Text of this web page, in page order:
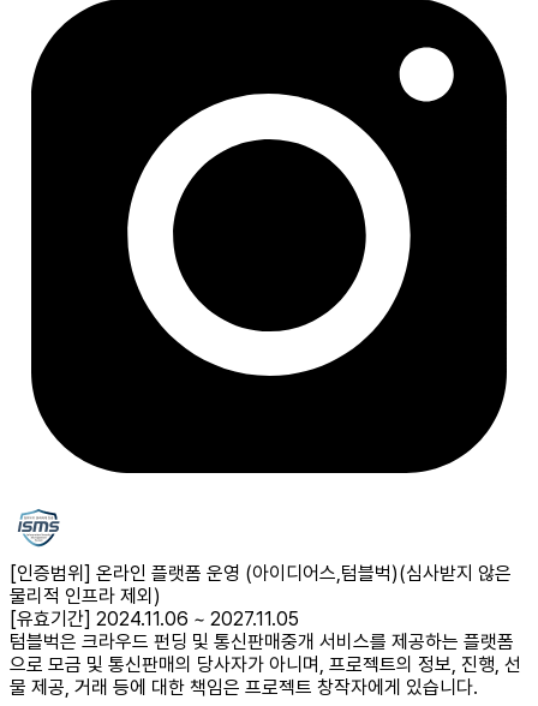
[인증범위] 온라인 플랫폼 운영 (아이디어스,텀블벅)(심사받지 않은
물리적 인프라 제외)
[유효기간] 2024.11.06 ~ 2027.11.05
텀블벅은 크라우드 펀딩 및 통신판매중개 서비스를 제공하는 플랫폼
으로 모금 및 통신판매의 당사자가 아니며, 프로젝트의 정보, 진행, 선
물 제공, 거래 등에 대한 책임은 프로젝트 창작자에게 있습니다.